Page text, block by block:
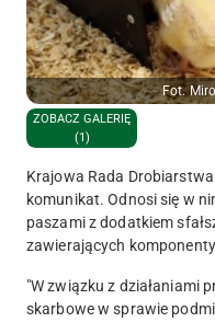
Fot.
ZOBACZ GALERIĘ
(1)
Krajowa Rada
komunikat. Odnosi się w
paszami z dodatkiem
zawierających
"W związku z działaniami
skarbowe w sprawie